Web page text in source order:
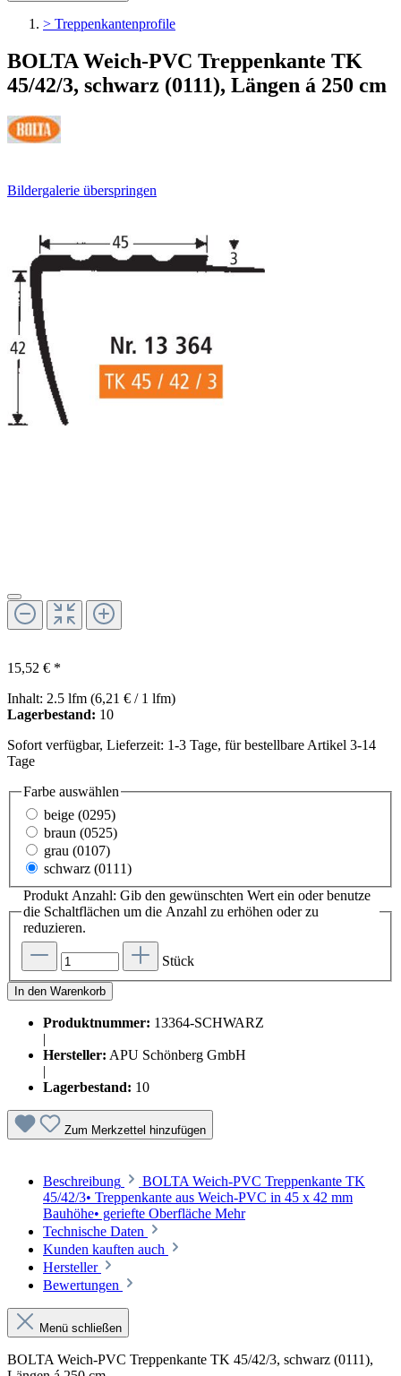
> Treppenkantenprofile
BOLTA Weich-PVC Treppenkante TK
45/42/3, schwarz (0111), Längen á 250 cm
Bildergalerie überspringen
15,52 € *
Inhalt: 2.5 lfm (6,21 € / 1 lfm)
Lagerbestand: 10
Sofort verfügbar, Lieferzeit: 1-3 Tage, für bestellbare Artikel 3-14
Tage
Farbe auswählen
beige (0295)
braun (0525)
grau (0107)
schwarz (0111)
Produkt Anzahl: Gib den gewünschten Wert ein oder benutze
die Schaltflächen um die Anzahl zu erhöhen oder zu
reduzieren.
Stück
In den Warenkorb
Produktnummer: 13364-SCHWARZ
|
Hersteller: APU Schönberg GmbH
|
Lagerbestand: 10
Zum Merkzettel hinzufügen
Beschreibung
BOLTA Weich-PVC Treppenkante TK
45/42/3• Treppenkante aus Weich-PVC in 45 x 42 mm
Bauhöhe• geriefte Oberfläche Mehr
Technische Daten
Kunden kauften auch
Hersteller
Bewertungen
Menü schließen
BOLTA Weich-PVC Treppenkante TK 45/42/3, schwarz (0111),